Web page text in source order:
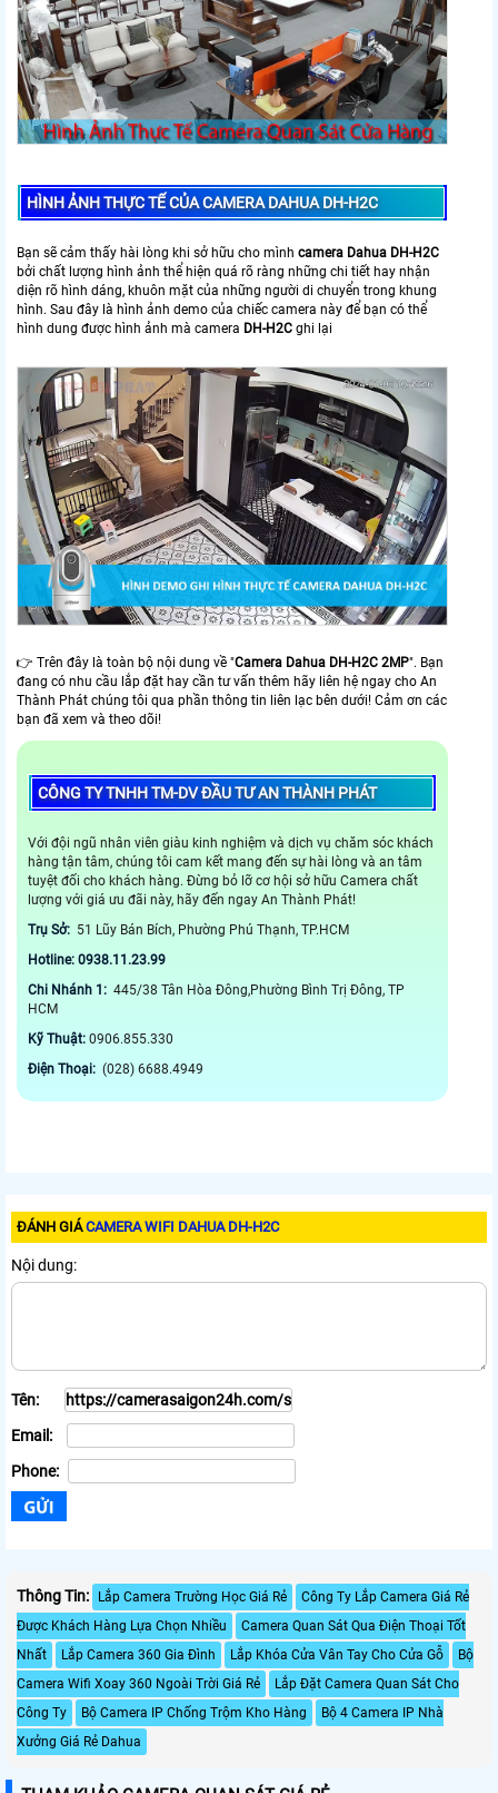
HÌNH ẢNH THỰC TẾ CỦA CAMERA DAHUA DH-H2C
Bạn sẽ cảm thấy hài lòng khi sở hữu cho mình camera Dahua DH-H2C
bởi chất lượng hình ảnh thể hiện quá rõ ràng những chi tiết hay nhận
diện rõ hình dáng, khuôn mặt của những người di chuyển trong khung
hình. Sau đây là hình ảnh demo của chiếc camera này để bạn có thể
hình dung được hình ảnh mà camera DH-H2C ghi lại
👉 Trên đây là toàn bộ nội dung về "Camera Dahua DH-H2C 2MP". Bạn
đang có nhu cầu lắp đặt hay cần tư vấn thêm hãy liên hệ ngay cho An
Thành Phát chúng tôi qua phần thông tin liên lạc bên dưới! Cảm ơn các
bạn đã xem và theo dõi!
CÔNG TY TNHH TM-DV ĐẦU TƯ AN THÀNH PHÁT
Với đội ngũ nhân viên giàu kinh nghiệm và dịch vụ chăm sóc khách
hàng tận tâm, chúng tôi cam kết mang đến sự hài lòng và an tâm
tuyệt đối cho khách hàng. Đừng bỏ lỡ cơ hội sở hữu Camera chất
lượng với giá ưu đãi này, hãy đến ngay An Thành Phát!
Trụ Sở: 51 Lũy Bán Bích, Phường Phú Thạnh, TP.HCM
Hotline: 0938.11.23.99
Chi Nhánh 1: 445/38 Tân Hòa Đông,Phường Bình Trị Đông, TP
HCM
Kỹ Thuật: 0906.855.330
Điện Thoại: (028) 6688.4949
ĐÁNH GIÁCAMERA WIFI DAHUA DH-H2C
Nội dung:
Tên:
Email:
Phone:
Thông Tin: Lắp Camera Trường Học Giá Rẻ
Công Ty Lắp Camera Giá Rẻ
Được Khách Hàng Lựa Chọn Nhiều
Camera Quan Sát Qua Điện Thoại Tốt
Nhất
Lắp Camera 360 Gia Đình Lắp Khóa Cửa Vân Tay Cho Cửa Gỗ
Bộ
Camera Wifi Xoay 360 Ngoài Trời Giá Rẻ
Lắp Đặt Camera Quan Sát Cho
Công Ty
Bộ Camera IP Chống Trộm Kho Hàng
Bộ 4 Camera IP Nhà
Xưởng Giá Rẻ Dahua